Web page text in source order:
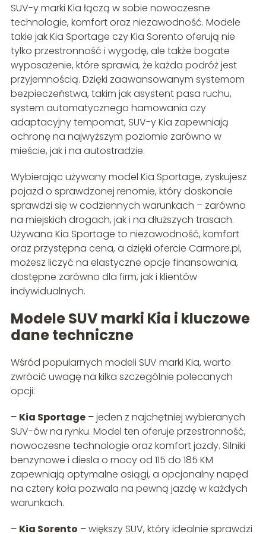
SUV-y marki Kia łączą w sobie nowoczesne
technologie, komfort oraz niezawodność. Modele
takie jak Kia Sportage czy Kia Sorento oferują nie
tylko przestronność i wygodę, ale także bogate
wyposażenie, które sprawia, że każda podróż jest
przyjemnością. Dzięki zaawansowanym systemom
bezpieczeństwa, takim jak asystent pasa ruchu,
system automatycznego hamowania czy
adaptacyjny tempomat, SUV-y Kia zapewniają
ochronę na najwyższym poziomie zarówno w
mieście, jak i na autostradzie.
Wybierając używany model Kia Sportage, zyskujesz
pojazd o sprawdzonej renomie, który doskonale
sprawdzi się w codziennych warunkach – zarówno
na miejskich drogach, jak i na dłuższych trasach.
Używana Kia Sportage to niezawodność, komfort
oraz przystępna cena, a dzięki ofercie Carmore.pl,
możesz liczyć na elastyczne opcje finansowania,
dostępne zarówno dla firm, jak i klientów
indywidualnych.
Modele SUV marki Kia i kluczowe
dane techniczne
Wśród popularnych modeli SUV marki Kia, warto
zwrócić uwagę na kilka szczególnie polecanych
opcji:
– Kia Sportage– jeden z najchętniej wybieranych
SUV-ów na rynku. Model ten oferuje przestronność,
nowoczesne technologie oraz komfort jazdy. Silniki
benzynowe i diesla o mocy od 115 do 185 KM
zapewniają optymalne osiągi, a opcjonalny napęd
na cztery koła pozwala na pewną jazdę w każdych
warunkach.
– Kia Sorento – większy SUV, który idealnie sprawdzi